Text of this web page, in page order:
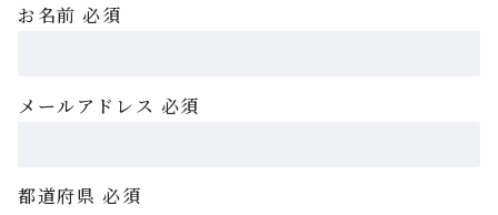
お名前必須
メールアドレス 必須
都道府県 必須